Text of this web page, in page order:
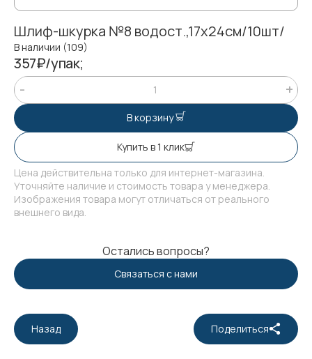
Шлиф-шкурка №8 водост.,17х24см/10шт/
В наличии (109)
357₽/упак;
В корзину
Купить в 1 клик
Цена действительна только для интернет-магазина.
Уточняйте наличие и стоимость товара у менеджера.
Изображения товара могут отличаться от реального
внешнего вида.
Остались вопросы?
Связаться с нами
Назад Поделиться